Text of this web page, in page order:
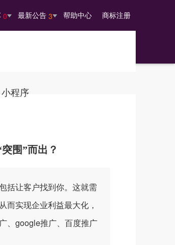
0 最新公告 3 帮助中心 商标注册
小程序
围”而出？
括让客户找到你。这就需
而实现企业利益最大化，
、google推广、百度推广